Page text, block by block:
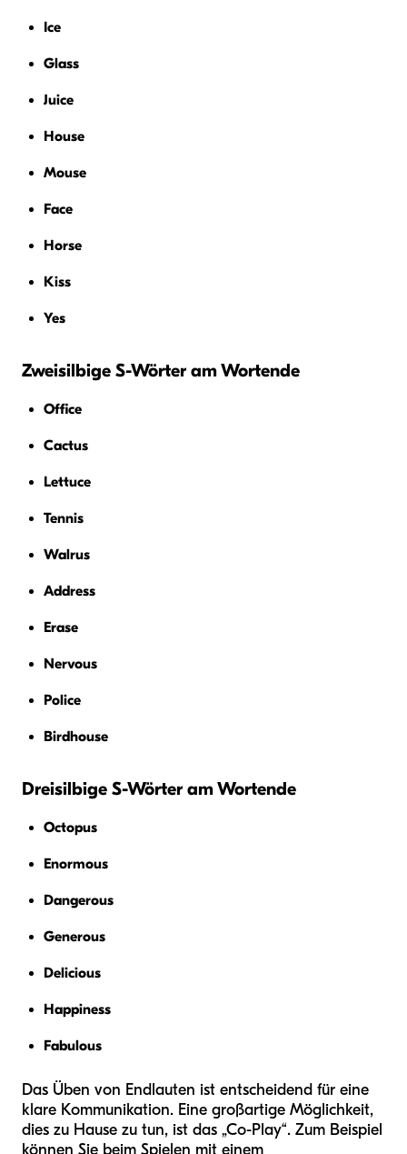
Ice
Glass
Juice
House
Mouse
Face
Horse
Kiss
Yes
Zweisilbige S-Wörter am Wortende
Office
Cactus
Lettuce
Tennis
Walrus
Address
Erase
Nervous
Police
Birdhouse
Dreisilbige S-Wörter am Wortende
Octopus
Enormous
Dangerous
Generous
Delicious
Happiness
Fabulous
Das Üben von Endlauten ist entscheidend für eine
klare Kommunikation. Eine großartige Möglichkeit,
dies zu Hause zu tun, ist das „Co-Play“. Zum Beispiel
können Sie beim Spielen mit einem